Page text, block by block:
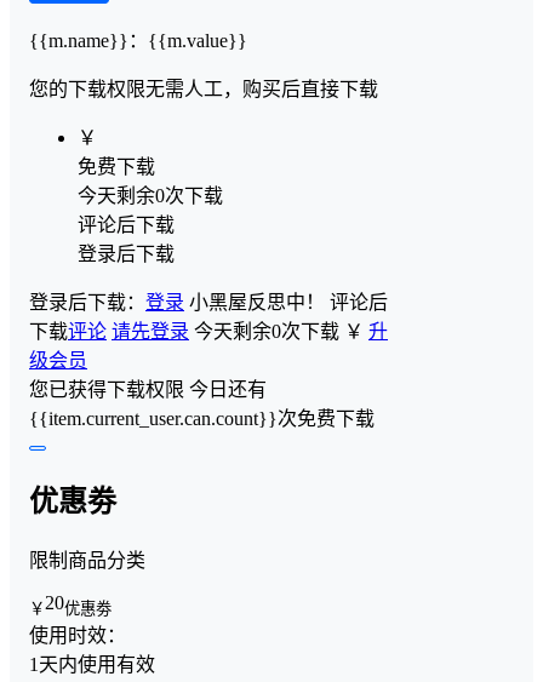
{{m.name}} ： {{m.value}}
您的下载权限无需人工，购买后直接下载
￥
免费下载
今天剩余0次下载
评论后下载
登录后下载
登录后下载： 登录 小黑屋反思中！ 评论后
下载评论 请先登录 今天剩余0次下载 ￥ 升
级会员
您已获得下载权限 今日还有
{{item.current_user.can.count}}次免费下载
优惠劵
限制商品分类
￥ 20优惠劵
使用时效：
1天内使用有效